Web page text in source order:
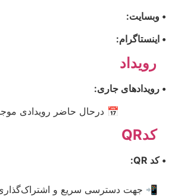
• وبسایت:
• اینستاگرام:
رویداد
• رویدادهای جاری:
📅 درحال حاضر رویدادی
کدQR
• کد QR:
📲 جهت دسترسی سریع و اشتراک‌گذاری